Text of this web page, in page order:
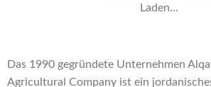
Laden...
Das 1990 gegründete Unternehmen
Agricultural Company ist ein